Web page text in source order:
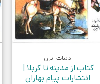
ادبیات ایران
کتاب از مدینه تا کربلا |
انتشارات پیام بهاران